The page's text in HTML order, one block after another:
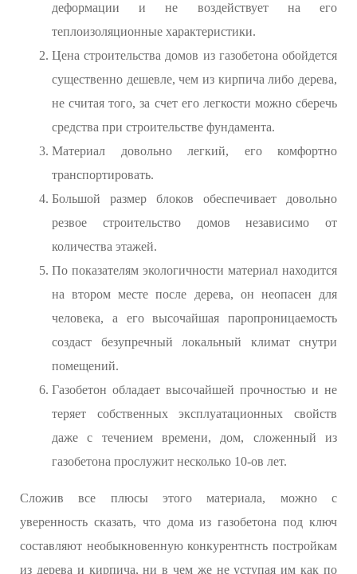
деформации и не воздействует на его
теплоизоляционные характеристики.
Цена строительства домов из газобетона обойдется
существенно дешевле, чем из кирпича либо дерева,
не считая того, за счет его легкости можно сберечь
средства при строительстве фундамента.
Материал довольно легкий, его комфортно
транспортировать.
Большой размер блоков обеспечивает довольно
резвое строительство домов независимо от
количества этажей.
По показателям экологичности материал находится
на втором месте после дерева, он неопасен для
человека, а его высочайшая паропроницаемость
создаст безупречный локальный климат снутри
помещений.
Газобетон обладает высочайшей прочностью и не
теряет собственных эксплуатационных свойств
даже с течением времени, дом, сложенный из
газобетона прослужит несколько 10-ов лет.
Сложив все плюсы этого материала, можно с
уверенность сказать, что дома из газобетона под ключ
составляют необыкновенную конкурентнсть постройкам
из дерева и кирпича, ни в чем же не уступая им как по